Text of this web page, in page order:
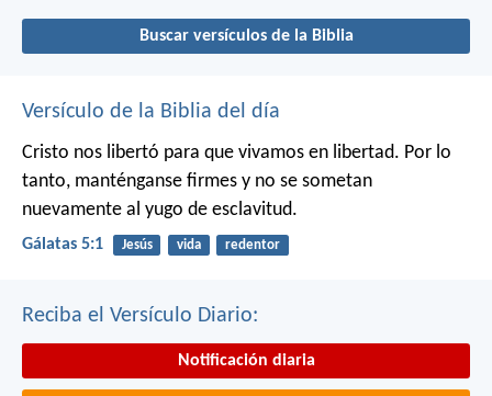
Buscar versículos de la Biblia
Versículo de la Biblia del día
Cristo nos libertó para que vivamos en libertad. Por lo
tanto, manténganse firmes y no se sometan
nuevamente al yugo de esclavitud.
Gálatas 5:1 Jesús vida redentor
Reciba el Versículo Diario:
Notificación diaria